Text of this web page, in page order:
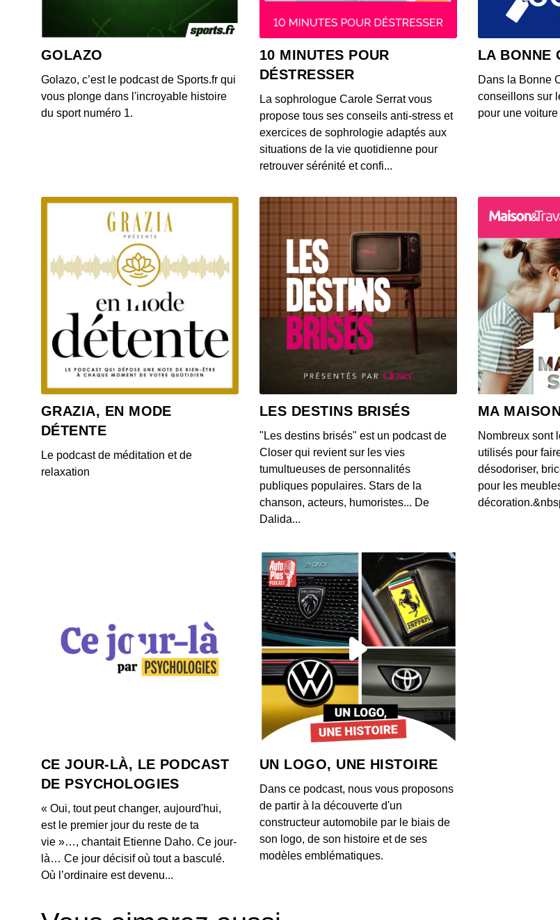
GOLAZO
Golazo, c’est le podcast de Sports.fr qui
vous plonge dans l'incroyable histoire
du sport numéro 1.
10 MINUTES POUR
DÉSTRESSER
La sophrologue Carole Serrat vous
propose tous ses conseils anti-stress et
exercices de sophrologie adaptés aux
situations de la vie quotidienne pour
retrouver sérénité et confi...
LA BONNE
Dans la Bonne
conseillons sur
pour une
GRAZIA, EN MODE
DÉTENTE
Le podcast de méditation et de
relaxation
LES DESTINS BRISÉS
"Les destins brisés" est un podcast de
Closer qui revient sur les vies
tumultueuses de personnalités
publiques populaires. Stars de la
chanson, acteurs, humoristes... De
Dalida...
MA
Nombreux sont
utilisés pour
désodoriser,
pour les
CE JOUR-LÀ, LE PODCAST
DE PSYCHOLOGIES
« Oui, tout peut changer, aujourd'hui,
est le premier jour du reste de ta
vie »…, chantait Etienne Daho. Ce jour-
là… Ce jour décisif où tout a basculé.
Où l’ordinaire est devenu...
UN LOGO, UNE HISTOIRE
Dans ce podcast, nous vous proposons
de partir à la découverte d'un
constructeur automobile par le biais de
son logo, de son histoire et de ses
modèles emblématiques.